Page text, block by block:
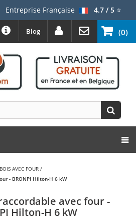
Entreprise Française 4.7 / 5⭐
(0)
Blog
AVEC FOUR /
- BRONPI Hilton-H 6 kW
avec four -
Hilton-H 6 kW